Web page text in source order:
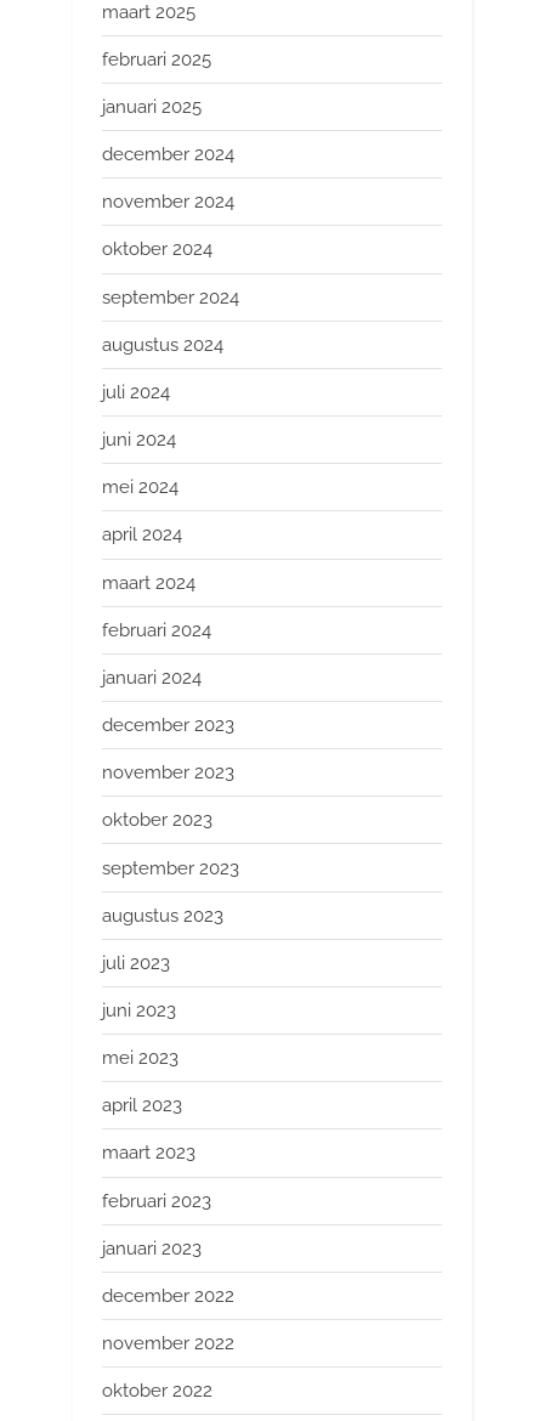
maart 2025
februari 2025
januari 2025
december 2024
november 2024
oktober 2024
september 2024
augustus 2024
juli 2024
juni 2024
mei 2024
april 2024
maart 2024
februari 2024
januari 2024
december 2023
november 2023
oktober 2023
september 2023
augustus 2023
juli 2023
juni 2023
mei 2023
april 2023
maart 2023
februari 2023
januari 2023
december 2022
november 2022
oktober 2022